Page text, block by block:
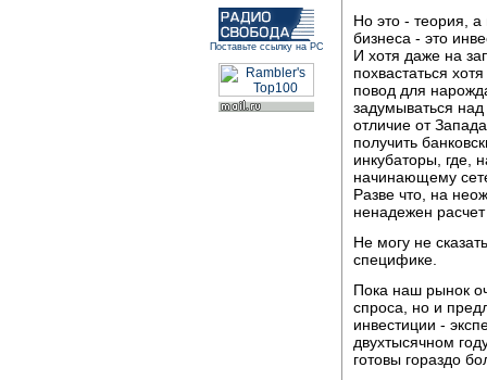
Поставьте ссылку на РС
Но это - теория, а
бизнеса - это
И хотя даже на
похвастаться
повод для
задумываться
отличие от
получить
инкубаторы, где,
начинающему
Разве что, на
ненадежен
Не могу не
специфике.
Пока наш рынок
спроса, но и
инвестиции -
двухтысячном
готовы гораздо